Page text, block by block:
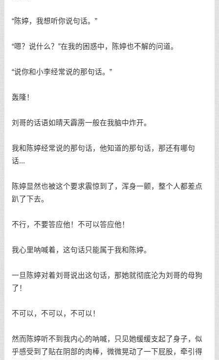
“陈婷，我想听你说句话。”
“嗯？说什么？”在我的困惑中，陈婷也不解的问道。
“说你和小李经常说的那句话。”
轰隆！
刘哥的话语如晴天霹雳一般在我脑中炸开。
我和陈婷经常说的那句话，他知道的那句话，那还有哪句
话...
陈婷显然也被这个要求震惊到了，浑身一颤，整个人都差点
趴了下去。
不行，不要答应他！不可以答应他！
我心里呐喊着，这句话只能属于我和陈婷。
一旦陈婷对着刘哥说出这句话，那她就彻底沦为刘哥的母狗
了！
不可以，不可以，不可以！
然而陈婷听不到我内心的呐喊，只见她缓缓支起了身子，似
乎感受到了贴在阴部的肉棒，微微晃动了一下屁股，牵引得